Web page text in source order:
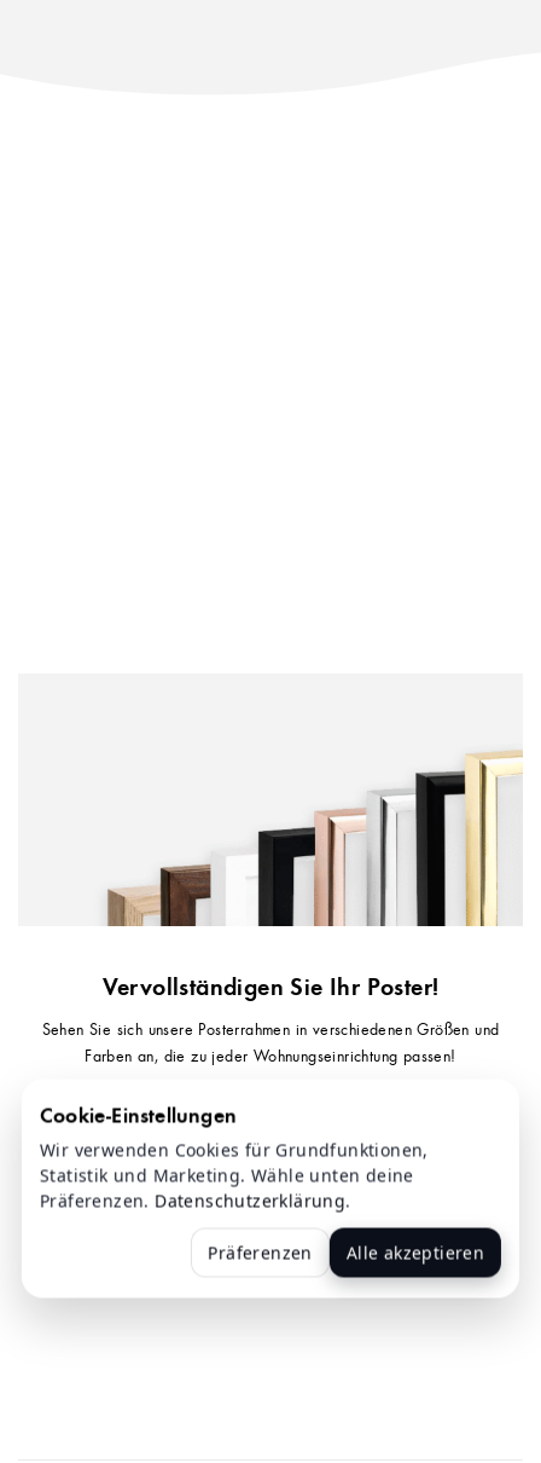
Vervollständigen Sie Ihr Poster!
Sehen Sie sich unsere Posterrahmen in verschiedenen Größen und
Farben an, die zu jeder Wohnungseinrichtung passen!
Cookie-Einstellungen
Wir verwenden Cookies für Grundfunktionen,
Statistik und Marketing. Wähle unten deine
Präferenzen. Datenschutzerklärung.
Präferenzen Alle akzeptieren